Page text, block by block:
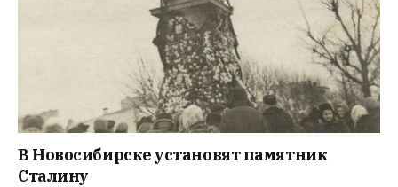
В Новосибирске установят памятник
Сталину